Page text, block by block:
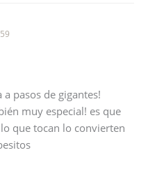
a pasos de gigantes!
muy especial! es que
que tocan lo convierten